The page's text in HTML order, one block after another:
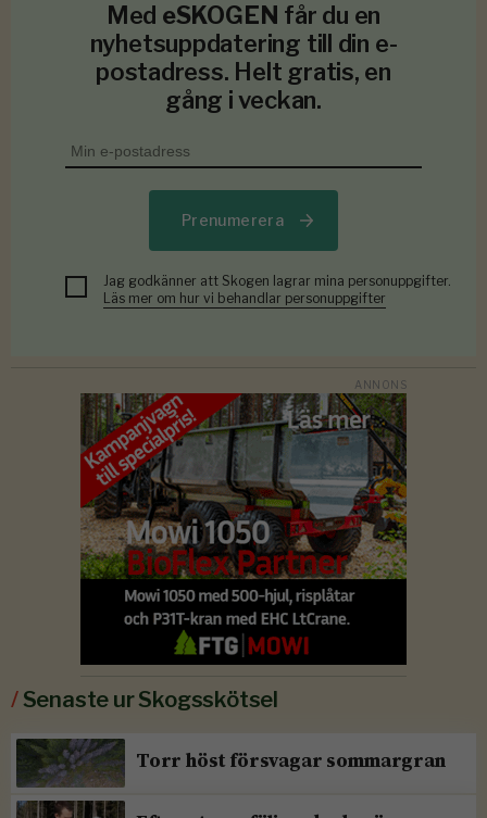
Med eSKOGEN får du en
nyhetsuppdatering till din e-
postadress. Helt gratis, en
gång i veckan.
Prenumerera
Jag godkänner att Skogen lagrar mina personuppgifter.
Läs mer om hur vi behandlar personuppgifter
/Senaste ur Skogsskötsel
Torr höst försvagar sommargran